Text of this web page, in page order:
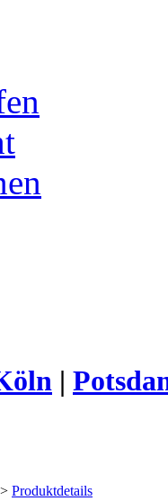
|
> Produktdetails